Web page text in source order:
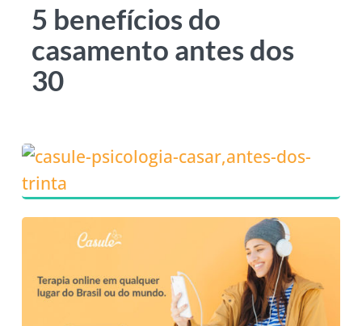
5 benefícios do
casamento antes dos
30